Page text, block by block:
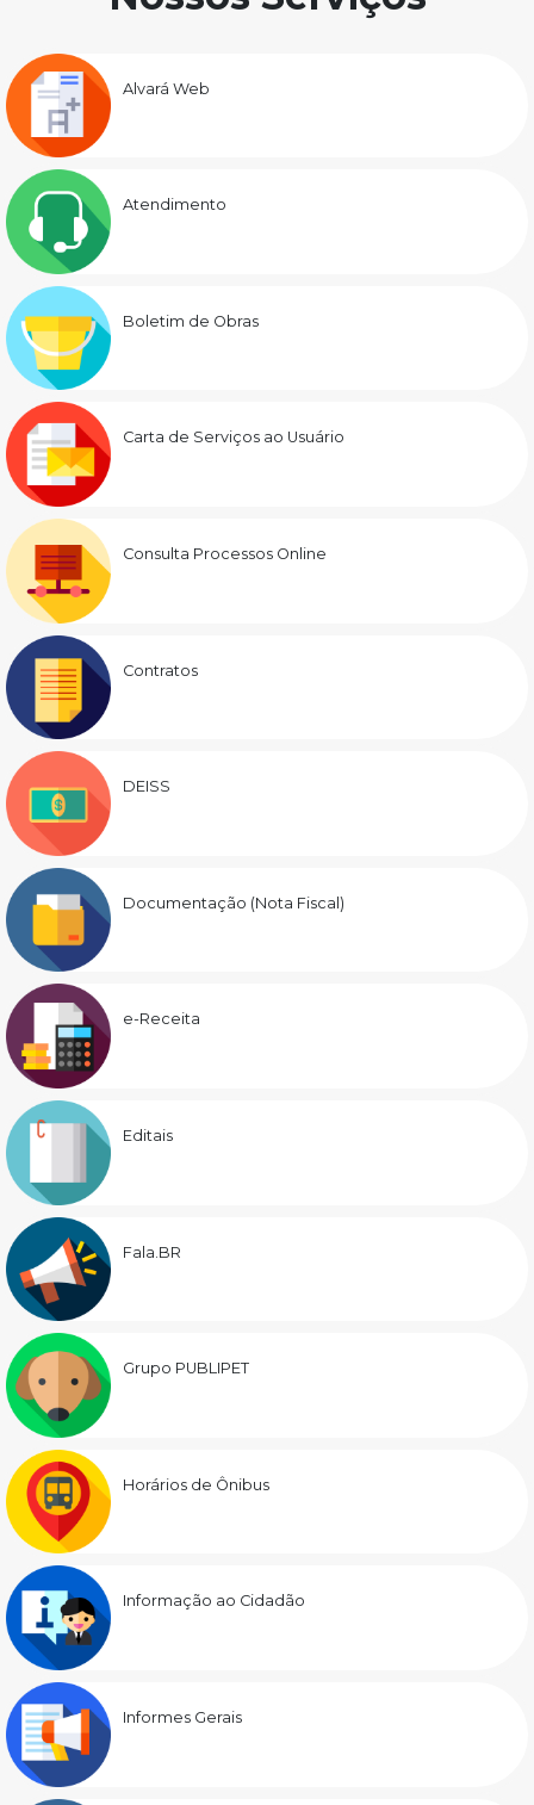
Alvará Web
Atendimento
Boletim de Obras
Carta de Serviços ao Usuário
Consulta Processos Online
Contratos
DEISS
Documentação (Nota Fiscal)
e-Receita
Editais
Fala.BR
Grupo PUBLIPET
Horários de Ônibus
Informação ao Cidadão
Informes Gerais